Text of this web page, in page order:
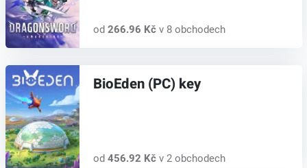
od 266.96 Kčv 8 obchodech
BioEden (PC) key
od 456.92 Kčv 2 obchodech